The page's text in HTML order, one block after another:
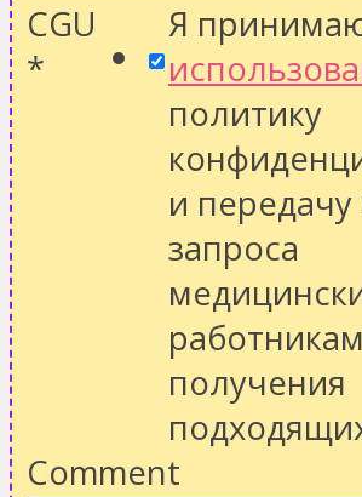
CGU
*
Я
политику
и
запроса
получения
Comment